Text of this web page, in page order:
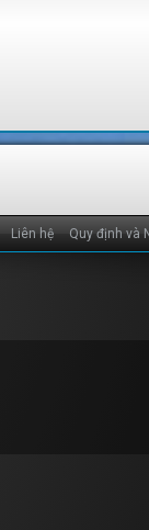
Liên hệ Quy định và